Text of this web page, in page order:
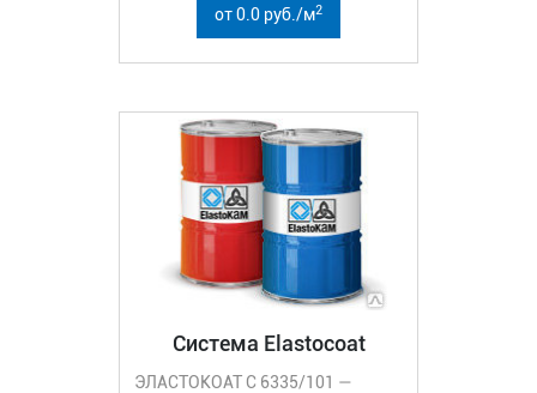
от 0.0 руб./м2
Система Elastocoat
ЭЛАСТОКОАТ С 6335/101 —